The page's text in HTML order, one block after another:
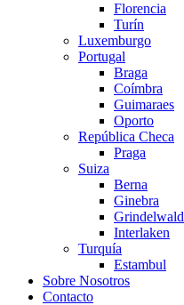
Florencia
Turín
Luxemburgo
Portugal
Braga
Coímbra
Guimaraes
Oporto
República Checa
Praga
Suiza
Berna
Ginebra
Grindelwald
Interlaken
Turquía
Estambul
Sobre Nosotros
Contacto